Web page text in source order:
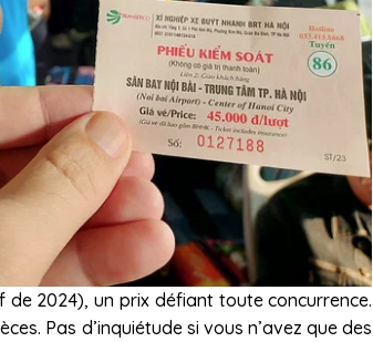
2024), un prix défiant toute concurrence.
Pas d’inquiétude si vous n’avez que des